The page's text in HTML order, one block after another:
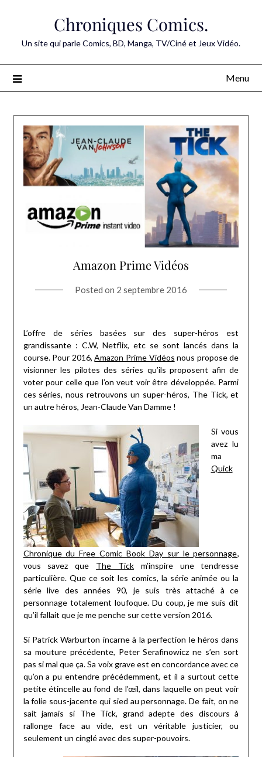
Chroniques Comics.
Un site qui parle Comics, BD, Manga, TV/Ciné et Jeux Vidéo.
Menu
Amazon Prime Vidéos
Posted on 2 septembre 2016
L’offre de séries basées sur des super-héros est
grandissante : C.W, Netflix, etc se sont lancés dans la
course. Pour 2016,Amazon Prime Vidéos nous propose de
visionner les pilotes des séries qu’ils proposent afin de
voter pour celle que l’on veut voir être développée. Parmi
ces séries, nous retrouvons un super-héros, The Tick, et
un autre héros, Jean-Claude Van Damme !
Si vous
avez lu
ma
Quick
Chronique duFreeComicBook Day sur le personnage,
vous savez que The Tickm’inspire une tendresse
particulière. Que ce soit les comics, la série animée ou la
série live des années 90, je suis très attaché à ce
personnage totalement loufoque. Du coup, je me suis dit
qu’il fallait que je me penche sur cette version 2016.
Si Patrick Warburton incarne à la perfection le héros dans
sa mouture précédente, Peter Serafinowicz ne s’en sort
pas si mal que ça. Sa voix grave est en concordance avec ce
qu’on a pu entendre précédemment, et il a surtout cette
petite étincelle au fond de l’œil, dans laquelle on peut voir
la folie sous-jacente qui sied au personnage. De fait, on ne
sait jamais si The Tick, grand adepte des discours à
rallonge face au vide, est un véritable justicier, ou
seulement un cinglé avec des super-pouvoirs.